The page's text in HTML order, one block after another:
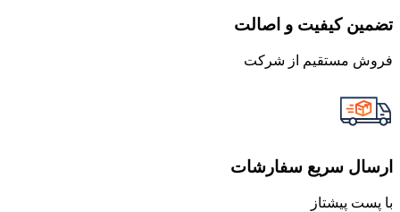
تضمین کیفیت و اصالت
فروش مستقیم از شرکت
ارسال سریع سفارشات
با پست پیشتاز